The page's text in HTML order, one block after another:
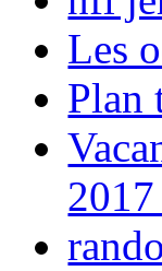
Les
Plan